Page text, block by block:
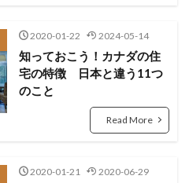
2020-01-22 2024-05-14
知っておこう！カナダの住
宅の特徴 日本と違う11つ
のこと
Read More
2020-01-21 2020-06-29